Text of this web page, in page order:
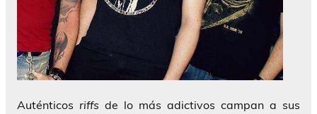
Auténticos riffs de lo más adictivos campan a sus